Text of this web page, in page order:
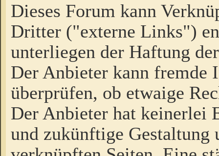
Dieses Forum kann
Dritter ("externe Links")
unterliegen der Haftung
Der Anbieter kann fremde
überprüfen, ob etwaige
Der Anbieter hat keinerlei
und zukünftige Gestaltung